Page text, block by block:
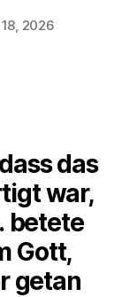
2026
das
war,
betete
Gott,
getan